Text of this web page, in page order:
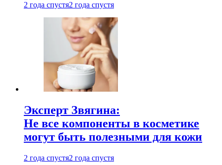
2 года спустя2 года спустя
Эксперт Звягина:
Не все компоненты в косметике
могут быть полезными для кожи
2 года спустя2 года спустя